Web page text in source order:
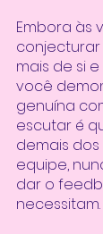
Embora às
conjecturar
mais de si
você
genuína
escutar é
demais
equipe,
dar o
necessitam.